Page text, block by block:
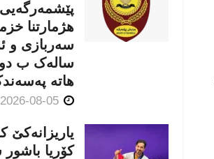
هژمارتنا
سەربازی و
سالەک ب دو
هاتە
یاریزانەكێ
کۆریا باشور